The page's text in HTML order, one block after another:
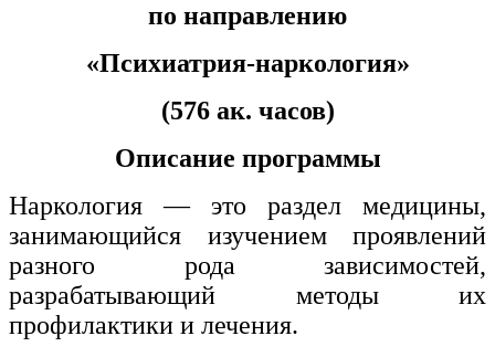
Прикладная геология, горное дело,
нефтегазовое дело и геодезия
транспорта
Техника и технологии строительства
Ядерная энергетика и технологии
по направлению
«Психиатрия-наркология»
(576 ак. часов)
Описание программы
Наркология
— это раздел медицины,
занимающийся изучением проявлений
разного рода зависимостей,
разрабатывающий методы их
профилактики и лечения.